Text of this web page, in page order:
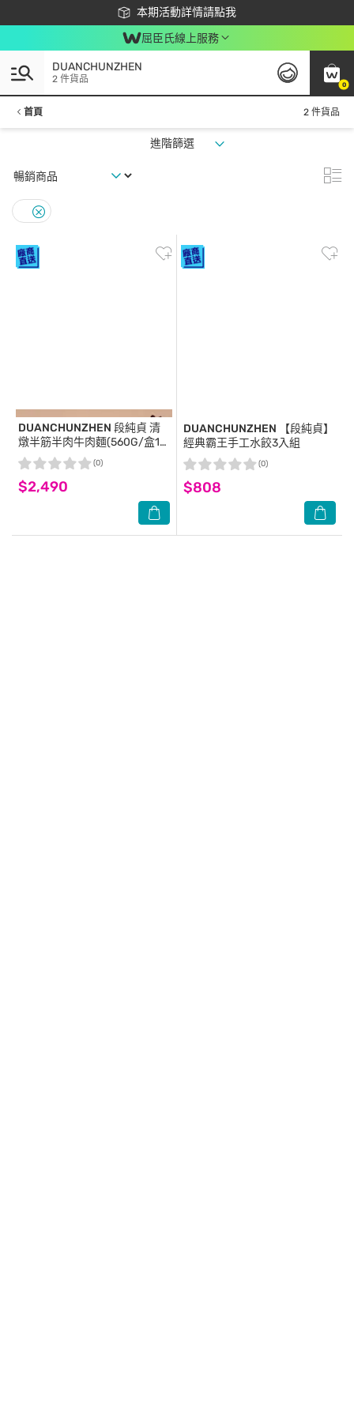
本期活動詳情請點我
下載app最高回饋$350
屈臣氏線上服務
0
DUANCHUNZHEN
2 件貨品
首頁 2 件貨品
進階篩選
DUANCHUNZHEN 段純貞 清
燉半筋半肉牛肉麵(560G/盒10
盒/箱)-箱購
$2,490
(0)
DUANCHUNZHEN 【段純貞】
經典霸王手工水餃3入組
$808
(0)